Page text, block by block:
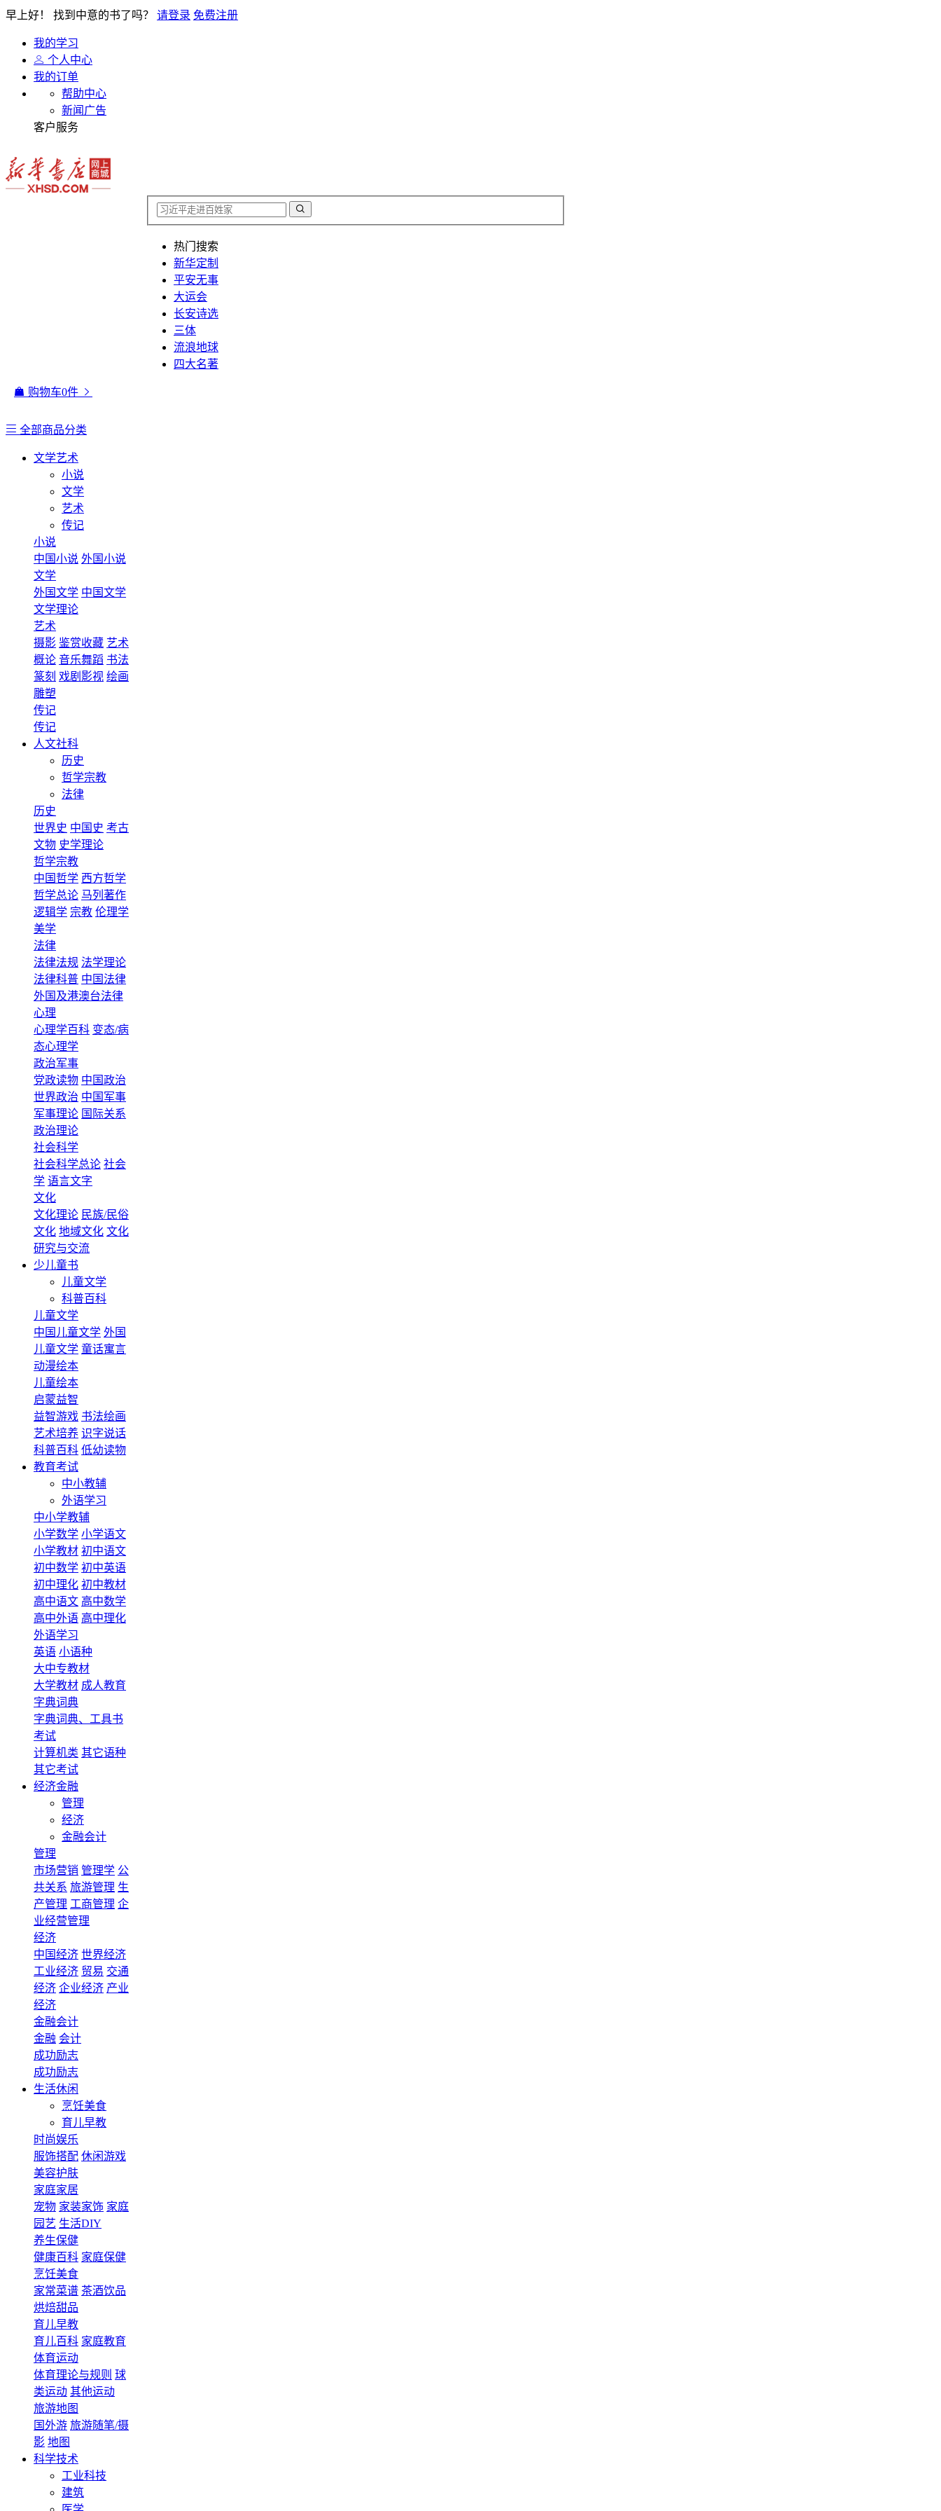
早上好！ 找到中意的书了吗？ 请登录 免费注册
我的学习
个人中心
我的订单
帮助中心
新闻广告
客户服务
热门搜索
新华定制
平安无事
大运会
长安诗选
三体
流浪地球
四大名著
购物车0件
全部商品分类
文学艺术
小说
文学
艺术
传记
小说
中国小说 外国小说
文学
外国文学 中国文学
文学理论
艺术
摄影 鉴赏收藏 艺术
概论 音乐舞蹈 书法
篆刻 戏剧影视 绘画
雕塑
传记
传记
人文社科
历史
哲学宗教
法律
历史
世界史 中国史 考古
文物 史学理论
哲学宗教
中国哲学 西方哲学
哲学总论 马列著作
逻辑学 宗教 伦理学
美学
法律
法律法规 法学理论
法律科普 中国法律
外国及港澳台法律
心理
心理学百科 变态/病
态心理学
政治军事
党政读物 中国政治
世界政治 中国军事
军事理论 国际关系
政治理论
社会科学
社会科学总论 社会
学 语言文字
文化
文化理论 民族/民俗
文化 地域文化 文化
研究与交流
少儿童书
儿童文学
科普百科
儿童文学
中国儿童文学 外国
儿童文学 童话寓言
动漫绘本
儿童绘本
启蒙益智
益智游戏 书法绘画
艺术培养 识字说话
科普百科 低幼读物
教育考试
中小教辅
外语学习
中小学教辅
小学数学 小学语文
小学教材 初中语文
初中数学 初中英语
初中理化 初中教材
高中语文 高中数学
高中外语 高中理化
外语学习
英语 小语种
大中专教材
大学教材 成人教育
字典词典
字典词典、工具书
考试
计算机类 其它语种
其它考试
经济金融
管理
经济
金融会计
管理
市场营销 管理学 公
共关系 旅游管理 生
产管理 工商管理 企
业经营管理
经济
中国经济 世界经济
工业经济 贸易 交通
经济 企业经济 产业
经济
金融会计
金融 会计
成功励志
成功励志
生活休闲
烹饪美食
育儿早教
时尚娱乐
服饰搭配 休闲游戏
美容护肤
家庭家居
宠物 家装家饰 家庭
园艺 生活DIY
养生保健
健康百科 家庭保健
烹饪美食
家常菜谱 茶酒饮品
烘焙甜品
育儿早教
育儿百科 家庭教育
体育运动
体育理论与规则 球
类运动 其他运动
旅游地图
国外游 旅游随笔/摄
影 地图
科学技术
工业科技
建筑